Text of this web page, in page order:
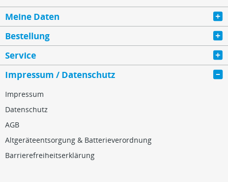
Meine Daten
Bestellung
Service
Impressum / Datenschutz
Impressum
Datenschutz
AGB
Altgeräteentsorgung & Batterieverordnung
Barrierefreiheitserklärung